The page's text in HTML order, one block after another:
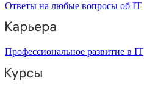
Ответы на любые вопросы об IT
Профессиональное развитие в IT